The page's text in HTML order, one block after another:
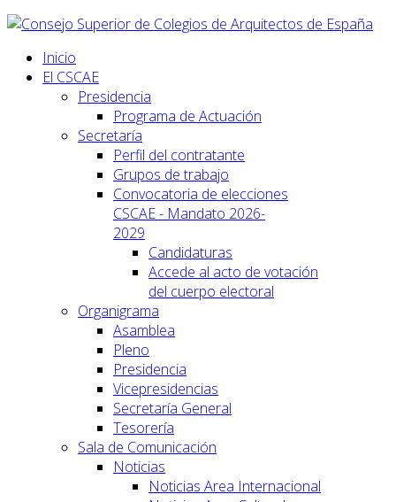
Inicio
El CSCAE
Presidencia
Programa de Actuación
Secretaría
Perfil del contratante
Grupos de trabajo
Convocatoria de elecciones
CSCAE - Mandato 2026-
2029
Candidaturas
Accede al acto de votación
del cuerpo electoral
Organigrama
Asamblea
Pleno
Presidencia
Vicepresidencias
Secretaría General
Tesorería
Sala de Comunicación
Noticias
Noticias Area Internacional